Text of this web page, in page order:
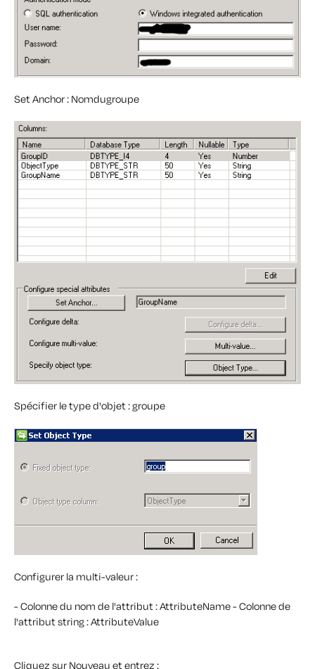
Set Anchor : Nomdugroupe
Spécifier le type d'objet : groupe
Configurer la multi-valeur :
- Colonne du nom de l'attribut : AttributeName- Colonne de
l'attribut string : AttributeValue
Cliquez sur Nouveau et entrez :